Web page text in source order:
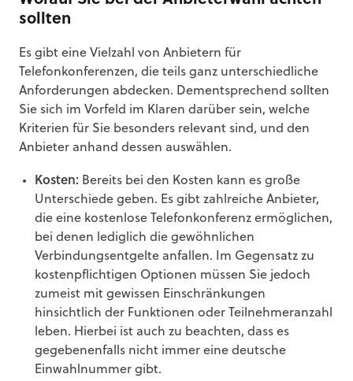
sollten
Es gibt eine Vielzahl von Anbietern für
Telefonkonferenzen, die teils ganz unterschiedliche
Anforderungen abdecken. Dementsprechend sollten
Sie sich im Vorfeld im Klaren darüber sein, welche
Kriterien für Sie besonders relevant sind, und den
Anbieter anhand dessen auswählen.
Kosten: Bereits bei den Kosten kann es große
Unterschiede geben. Es gibt zahlreiche Anbieter,
die eine kostenlose Telefonkonferenz ermöglichen,
bei denen lediglich die gewöhnlichen
Verbindungsentgelte anfallen. Im Gegensatz zu
kostenpflichtigen Optionen müssen Sie jedoch
zumeist mit gewissen Einschränkungen
hinsichtlich der Funktionen oder Teilnehmeranzahl
leben. Hierbei ist auch zu beachten, dass es
gegebenenfalls nicht immer eine deutsche
Einwahlnummer gibt.